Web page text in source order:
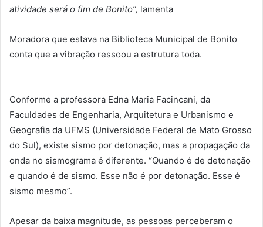
atividade será o fim de Bonito”, lamenta
Moradora que estava na Biblioteca Municipal de Bonito
conta que a vibração ressoou a estrutura toda.
Conforme a professora Edna Maria Facincani, da
Faculdades de Engenharia, Arquitetura e Urbanismo e
Geografia da UFMS (Universidade Federal de Mato Grosso
do Sul), existe sismo por detonação, mas a propagação da
onda no sismograma é diferente. “Quando é de detonação
e quando é de sismo. Esse não é por detonação. Esse é
sismo mesmo”.
Apesar da baixa magnitude, as pessoas perceberam o